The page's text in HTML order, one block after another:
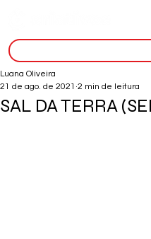
SAL DA TERRA
Luana Oliveira
21 de ago. de 2021 2 min de leitura